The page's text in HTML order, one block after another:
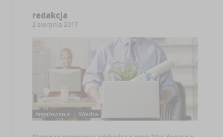
redakcja
2 sierpnia 2017
Angażowanie Wiedza